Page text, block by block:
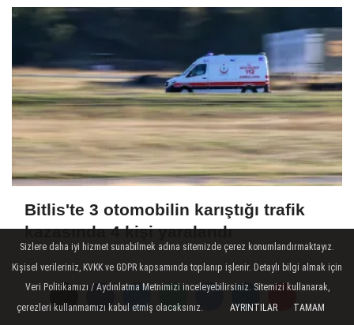
Bitlis'te 3 otomobilin karıştığı trafik
kazasında 4 kişi yaralandı
Sizlere daha iyi hizmet sunabilmek adına sitemizde çerez konumlandırmaktayız.
Kişisel verileriniz, KVKK ve GDPR kapsamında toplanıp işlenir. Detaylı bilgi almak için
Veri Politikamızı / Aydınlatma Metnimizi inceleyebilirsiniz. Sitemizi kullanarak,
çerezleri kullanmamızı kabul etmiş olacaksınız.
AYRINTILAR TAMAM